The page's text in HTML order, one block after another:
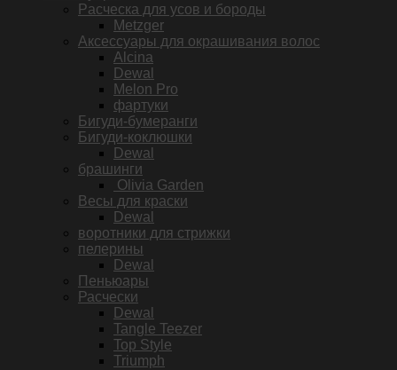
LEAVE-
CONDITIONER,
Pасческа для усов и бороды
Metzger
Аксессуары для окрашивания волос
Alcina
Dewal
Melon Pro
фартуки
Бигуди-бумеранги
Бигуди-коклюшки
Dewal
брашинги
Olivia Garden
Весы для краски
Dewal
воротники для стрижки
пелерины
Dewal
Пеньюары
Расчески
Dewal
Tangle Teezer
Top Style
Triumph